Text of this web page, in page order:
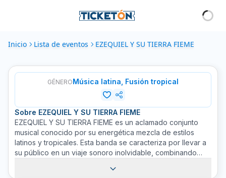
Inicio Lista de eventos EZEQUIEL Y SU TIERRA FIEME
GÉNEROMúsica latina, Fusión tropical
Sobre EZEQUIEL Y SU TIERRA FIEME
EZEQUIEL Y SU TIERRA FIEME es un aclamado conjunto
musical conocido por su energética mezcla de estilos
latinos y tropicales. Esta banda se caracteriza por llevar a
su público en un viaje sonoro inolvidable, combinando
para crear un sonido único e irresistible. Cada actuación